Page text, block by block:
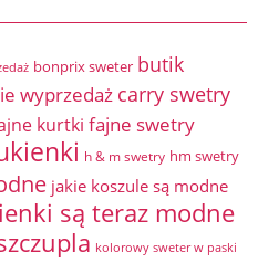
bonprix sweter butik
wyprzedaż carry swetry
kurtki fajne swetry
h & m swetry hm swetry
jakie koszule są modne
są teraz modne
kolorowy sweter w paski